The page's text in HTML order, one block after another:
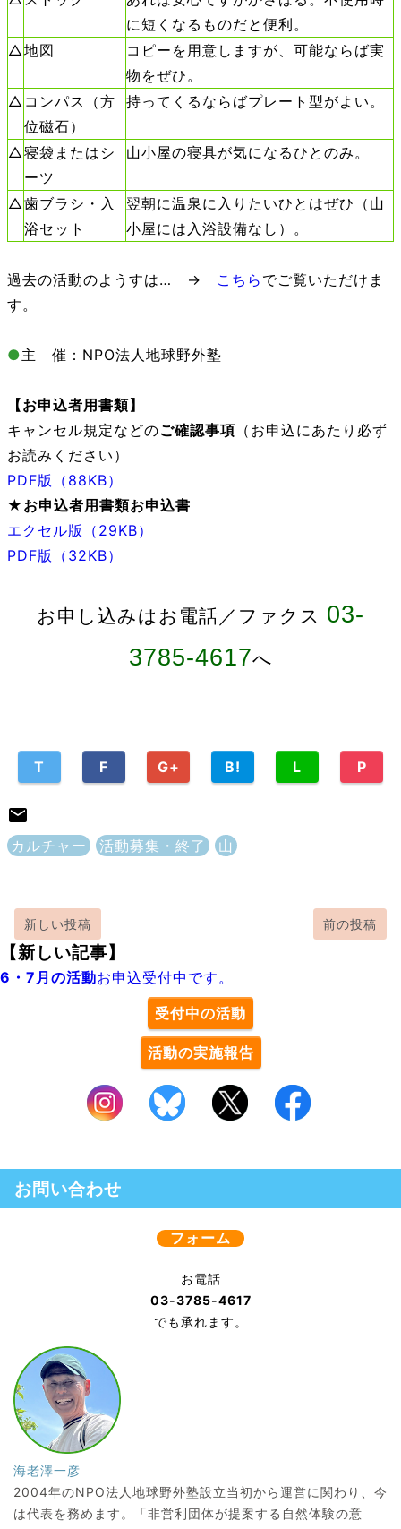
に短くなるものだと便利。
△地図
コピーを用意しますが、可能ならば実
物をぜひ。
△ コンパス（方
位磁石）
持ってくるならばプレート型がよい。
△寝袋またはシ
ーツ
山小屋の寝具が気になるひとのみ。
△歯ブラシ・入
浴セット
翌朝に温泉に入りたいひとはぜひ（山
小屋には入浴設備なし）。
過去の活動のようすは… → こちら でご覧いただけま
す。
●主 催：NPO法人地球野外塾
【お申込者用書類】
キャンセル規定などのご確認事項 （お申込にあたり必ず
お読みください）
PDF版（88KB）
★お申込者用書類お申込書
エクセル版（29KB）
PDF版（32KB）
お申し込みはお電話／ファクス 03-
3785-4617へ
T F G+ B! L P
カルチャー 活動募集・終了 山
新しい投稿 前の投稿
【新しい記事】
6・7月の活動お申込受付中です。
受付中の活動
活動の実施報告
お問い合わせ
フォーム
お電話
03-3785-4617
でも承れます。
海老澤一彦
2004年のNPO法人地球野外塾設立当初から運営に関わり、今
は代表を務めます。「非営利団体が提案する自然体験の意